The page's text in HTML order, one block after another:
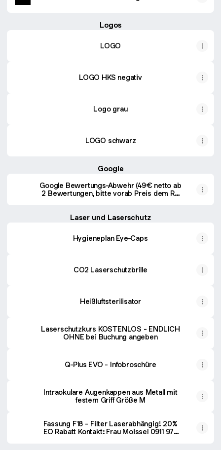
Logos
LOGO
LOGO HKS negativ
Logo grau
LOGO schwarz
Google
Google Bewertungs-Abwehr (49€ netto ab
2 Bewertungen, bitte vorab Preis dem RA
Laser und Laserschutz
Hygieneplan Eye-Caps
CO2 Laserschutzbrille
Heißluftsterilisator
Laserschutzkurs KOSTENLOS - ENDLICH
OHNE bei Buchung angeben
Q-Plus EVO - Infobroschüre
Intraokulare Augenkappen aus Metall mit
festem Griff Größe M
Fassung F18 - Filter Laserabhängig! 20%
EO Rabatt Kontakt: Frau Moissel 0911 973